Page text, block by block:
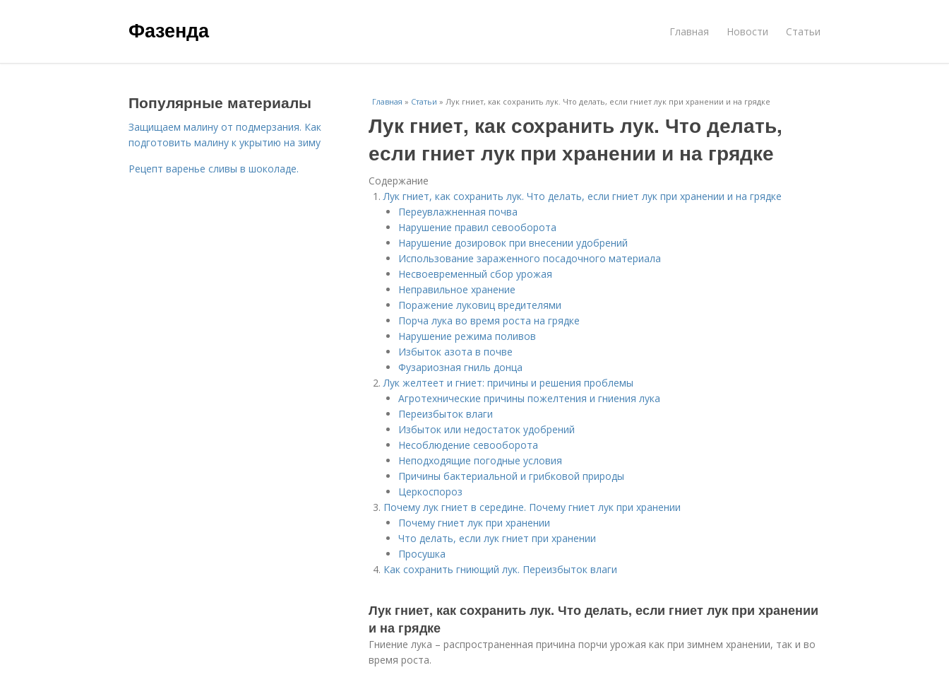
Фазенда Главная Новости Статьи
Главная » Статьи » Лук гниет, как сохранить лук. Что делать, если гниет лук при хранении и на грядке
Лук гниет, как сохранить лук. Что делать,
если гниет лук при хранении и на грядке
Содержание
Лук гниет, как сохранить лук. Что делать, если гниет лук при хранении и на грядке
Переувлажненная почва
Нарушение правил севооборота
Нарушение дозировок при внесении удобрений
Использование зараженного посадочного материала
Несвоевременный сбор урожая
Неправильное хранение
Поражение луковиц вредителями
Порча лука во время роста на грядке
Нарушение режима поливов
Избыток азота в почве
Фузариозная гниль донца
Лук желтеет и гниет: причины и решения проблемы
Агротехнические причины пожелтения и гниения лука
Переизбыток влаги
Избыток или недостаток удобрений
Несоблюдение севооборота
Неподходящие погодные условия
Причины бактериальной и грибковой природы
Церкоспороз
Почему лук гниет в середине. Почему гниет лук при хранении
Почему гниет лук при хранении
Что делать, если лук гниет при хранении
Просушка
Как сохранить гниющий лук. Переизбыток влаги
Лук гниет, как сохранить лук. Что делать, если гниет лук при хранении
и на грядке
Гниение лука – распространенная причина порчи урожая как при зимнем хранении, так и во
время роста.
Популярные материалы
Защищаем малину от подмерзания. Как
подготовить малину к укрытию на зиму
Рецепт варенье сливы в шоколаде.